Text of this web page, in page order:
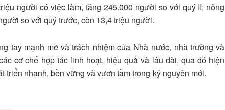
người có việc làm, tăng 245.000 người so với quý II; nông
so với quý trước, còn 13,4 triệu người.
tay mạnh mẽ và trách nhiệm của Nhà nước, nhà trường và
cơ chế hợp tác linh hoạt, hiệu quả và lâu dài, qua đó hiện
triển nhanh, bền vững và vươn tầm trong kỷ nguyên mới.